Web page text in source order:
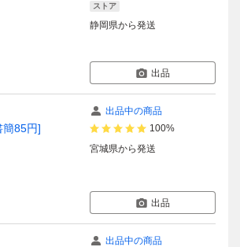
ストア
静岡県から発送
出品
85円]
出品中の商品
100%
宮城県から発送
出品
出品中の商品